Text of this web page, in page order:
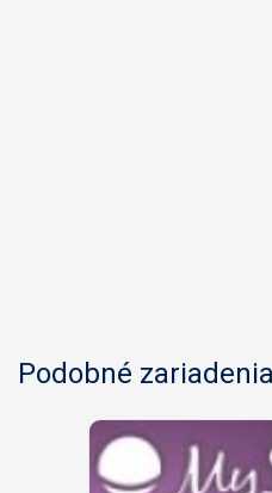
Podobné zariadenia